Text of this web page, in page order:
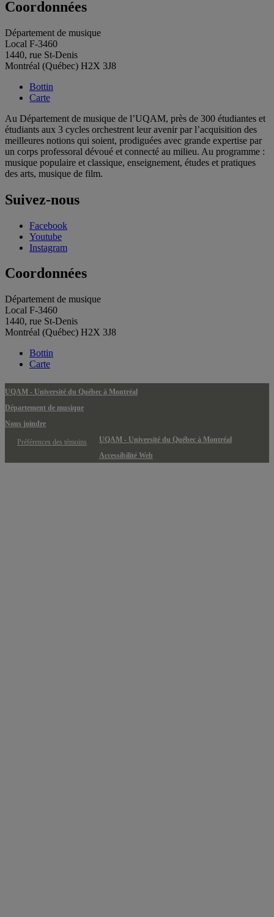
Coordonnées
Département de musique
Local F-3460
1440, rue St-Denis
Montréal (Québec) H2X 3J8
Bottin
Carte
Au Département de musique de l’UQAM, près de 300 étudiantes et
étudiants aux 3 cycles orchestrent leur avenir par l’acquisition des
meilleures notions qui soient, prodiguées avec grande expertise par
un corps professoral dévoué et connecté au milieu. Au programme :
musique populaire et classique, enseignement, études et pratiques
des arts, musique de film.
Suivez-nous
Facebook
Youtube
Instagram
Coordonnées
Département de musique
Local F-3460
1440, rue St-Denis
Montréal (Québec) H2X 3J8
Bottin
Carte
UQAM - Université du Québec à Montréal
Département de musique
Nous joindre
Préférences des témoins
UQAM - Université du Québec à Montréal
Accessibilité Web